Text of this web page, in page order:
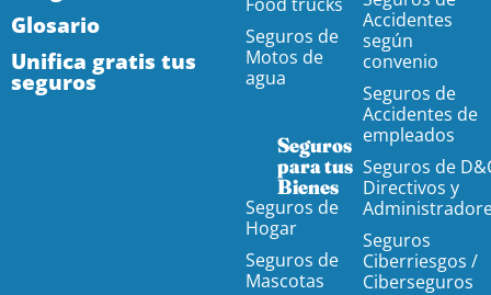
Glosario
Unifica gratis tus
seguros
Seguros de
Motos de
agua
Seguros
para tus
Bienes
Seguros de
Hogar
Seguros de
Mascotas
Accidentes
según
convenio
Seguros de
Accidentes de
empleados
Seguros de
Directivos y
Seguros
Ciberriesgos /
Ciberseguros